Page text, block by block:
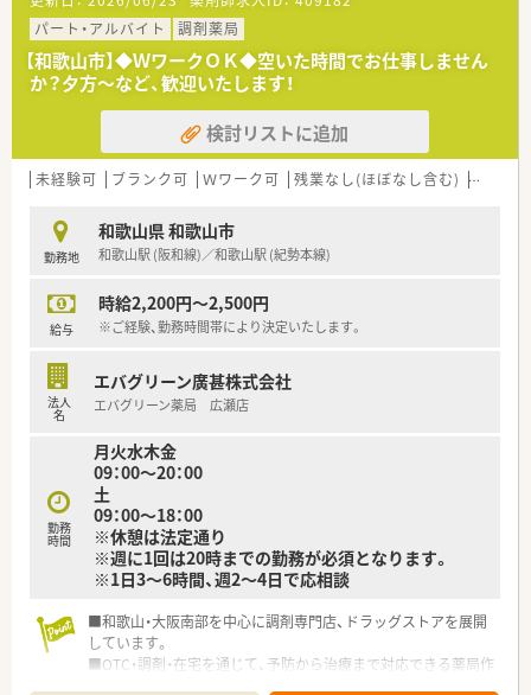
パート・アルバイト
調剤薬局
【和歌山市】◆ＷワークＯＫ◆空いた時間でお仕事しません
か？夕方～など、歓迎いたします！
検討リストに追加
未経験可 ブランク可 Ｗワーク可 残業なし(ほぼなし含む) 車通勤
勤務地
和歌山県 和歌山市
和歌山駅 (阪和線)／和歌山駅 (紀勢本線)
給与
時給2,200円～2,500円
※ご経験、勤務時間帯により決定いたします。
法人
名
エバグリーン廣甚株式会社
エバグリーン薬局 広瀬店
勤務
時間
月火水木金
09：00～20：00
土
09：00～18：00
※休憩は法定通り
※週に1回は20時までの勤務が必須となります。
※1日3～6時間、週2～4日で応相談
■和歌山・大阪南部を中心に調剤専門店、ドラッグストアを展開
しています。
■OTC・調剤・在宅を通じて、予防から治療まで対応できる薬局作